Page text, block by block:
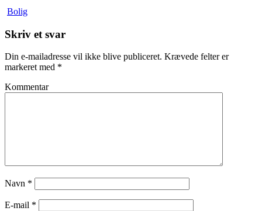
Bolig
Skriv et svar
Din e-mailadresse vil ikke blive publiceret. Krævede felter er
markeret med *
Kommentar
Navn *
E-mail *